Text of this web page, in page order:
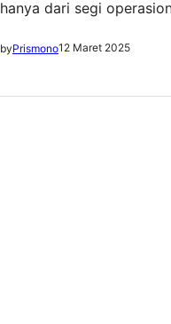
hanya dari segi
bahwa gold sales
byPrismono12 Maret 2025